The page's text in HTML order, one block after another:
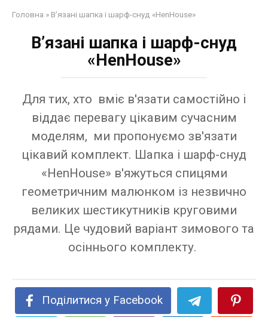
Головна » В’язані шапка і шарф-снуд «HenHouse»
В’язані шапка і шарф-снуд
«HenHouse»
Для тих, хто вміє в'язати самостійно і
віддає перевагу цікавим сучасним
моделям, ми пропонуємо зв'язати
цікавий комплект. Шапка і шарф-снуд
«HenHouse» в'яжуться спицями
геометричним малюнком із незвично
великих шестикутників круговими
рядами. Це чудовий варіант зимового та
осіннього комплекту.
Поділитися у Facebook